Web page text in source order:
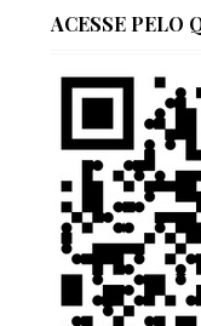
ACESSE PELO